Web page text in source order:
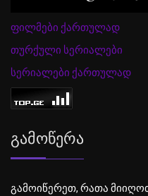
ფილმები ქართულად
თურქული სერიალები
სერიალები ქართულად
Გამოწერა
გამოიწერეთ, რათა